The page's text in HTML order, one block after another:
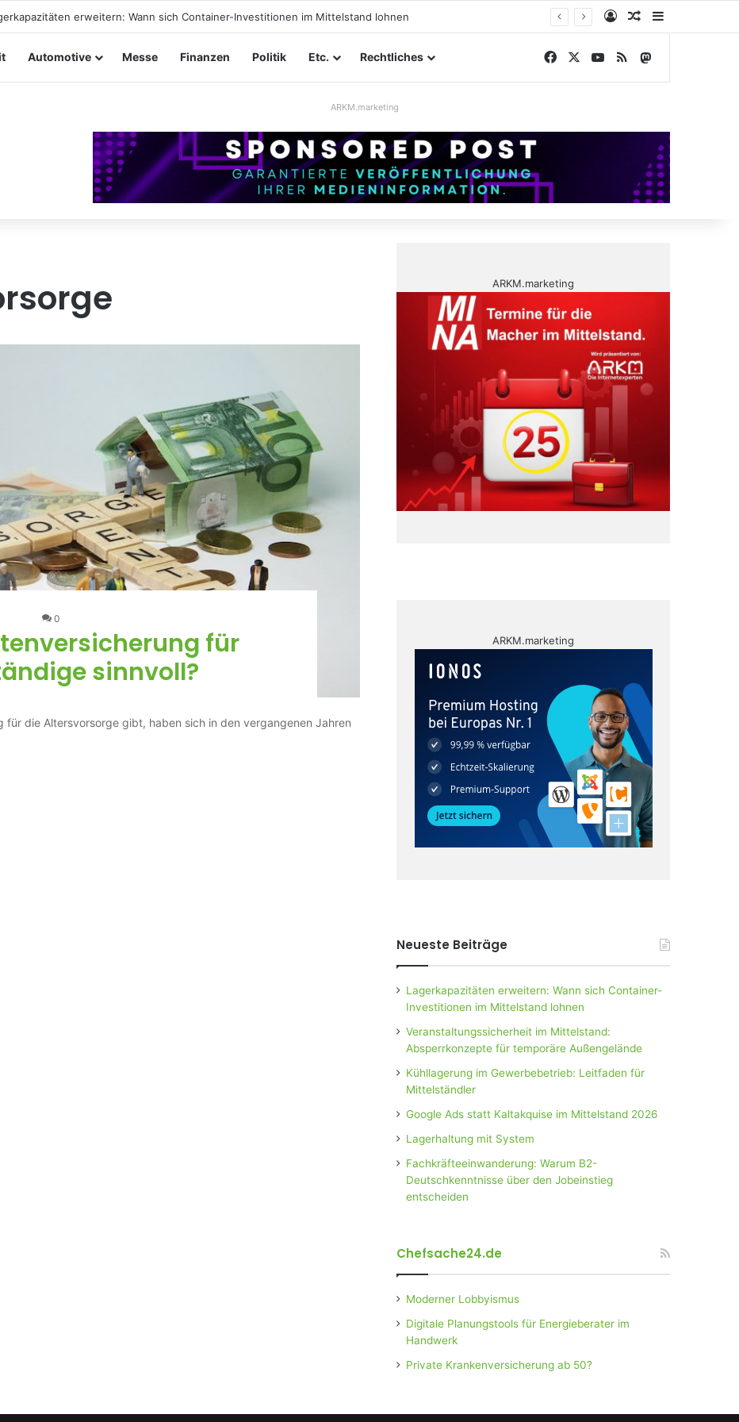
im Mittelstand: Absperrkonzepte für temporäre Außengelände AnmeldenZufälliger
Automotive Messe Finanzen Politik Etc. Rechtliches Facebook YouTube
RSS
ARKM.marketing
0
für
sinnvoll?
für die Altersvorsorge gibt, haben sich in den vergangenen Jahren
ARKM.marketing
ARKM.marketing
Neueste Beiträge
Lagerkapazitäten erweitern: Wann sich Container-
Investitionen im Mittelstand lohnen
Veranstaltungssicherheit im Mittelstand:
Absperrkonzepte für temporäre Außengelände
Kühllagerung im Gewerbebetrieb: Leitfaden für
Mittelständler
Google Ads statt Kaltakquise im Mittelstand 2026
Lagerhaltung mit System
Fachkräfteeinwanderung: Warum B2-
Deutschkenntnisse über den Jobeinstieg
entscheiden
Chefsache24.de
Moderner Lobbyismus
Digitale Planungstools für Energieberater im
Handwerk
Private Krankenversicherung ab 50?